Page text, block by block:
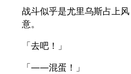
战斗似乎是尤里乌斯占上
意。
「去吧！」
「――混蛋！」